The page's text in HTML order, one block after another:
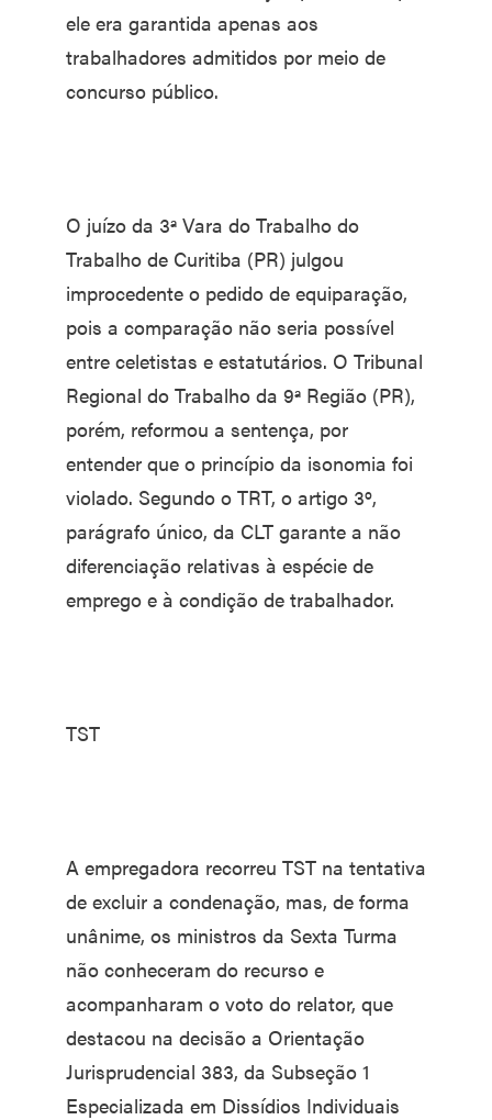
ele era garantida apenas aos
trabalhadores admitidos por meio de
concurso público.
O juízo da 3ª Vara do Trabalho do
Trabalho de Curitiba (PR) julgou
improcedente o pedido de equiparação,
pois a comparação não seria possível
entre celetistas e estatutários. O Tribunal
Regional do Trabalho da 9ª Região (PR),
porém, reformou a sentença, por
entender que o princípio da isonomia foi
violado. Segundo o TRT, o artigo 3º,
parágrafo único, da CLT garante a não
diferenciação relativas à espécie de
emprego e à condição de trabalhador.
TST
A empregadora recorreu TST na tentativa
de excluir a condenação, mas, de forma
unânime, os ministros da Sexta Turma
não conheceram do recurso e
acompanharam o voto do relator, que
destacou na decisão a Orientação
Jurisprudencial 383, da Subseção 1
Especializada em Dissídios Individuais